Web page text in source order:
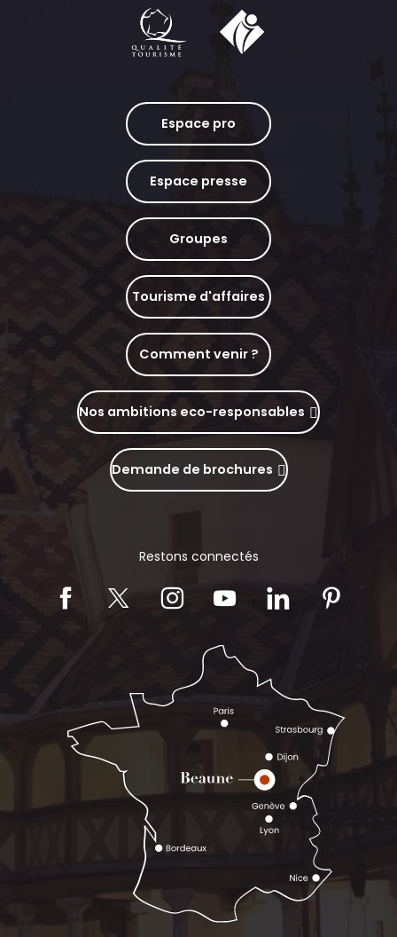
Espace pro
Espace presse
Groupes
Tourisme d'affaires
Comment venir ?
Nos ambitions eco-responsables
Demande de brochures
Restons connectés